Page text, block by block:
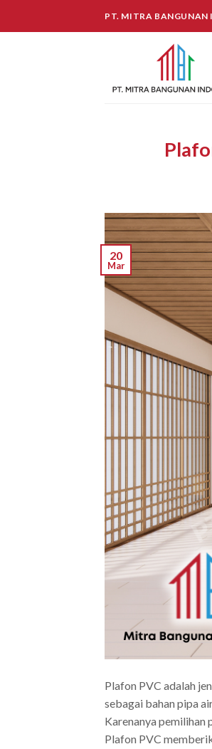
PT. MITRA BANGUNAN
20
Mar
Plafon PVC adalah
sebagai bahan pipa
Karenanya pemilihan
Plafon PVC